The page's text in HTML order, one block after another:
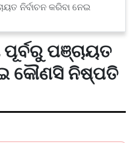
ନିର୍ବାଚନ କରିବା ନେଇ
ପଞ୍ଚାୟତ
କୌଣସି ନିଷ୍ପତି